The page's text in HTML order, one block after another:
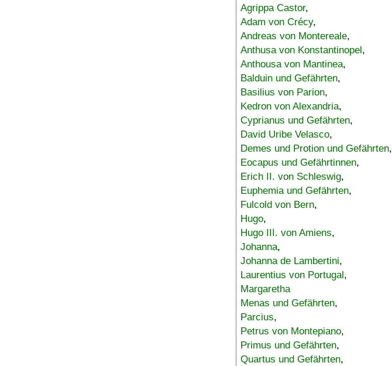
Agrippa Castor,
Adam von Crécy,
Andreas von Montereale,
Anthusa von Konstantinopel,
Anthousa von Mantinea,
Balduin und Gefährten,
Basilius von Parion,
Kedron von Alexandria,
Cyprianus und Gefährten,
David Uribe Velasco,
Demes und Protion und Gefährten,
Eocapus und Gefährtinnen,
Erich II. von Schleswig,
Euphemia und Gefährten,
Fulcold von Bern,
Hugo,
Hugo III. von Amiens,
Johanna,
Johanna de Lambertini,
Laurentius von Portugal,
Margaretha
Menas und Gefährten,
Parcius,
Petrus von Montepiano,
Primus und Gefährten,
Quartus und Gefährten,